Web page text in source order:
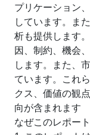
プリケーション
しています。ま
析も提供します
因、制約、機会
します。また、
ています。これ
クス、価値の観
向が含まれます
なぜこのレポー